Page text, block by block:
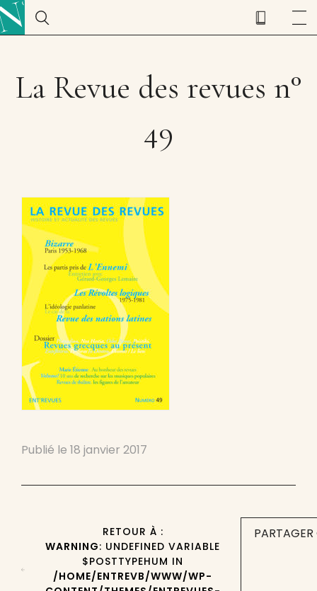
La Revue des revues n°
49
Publié le 18 janvier 2017
RETOUR À :
WARNING: UNDEFINED VARIABLE
$POSTTYPEHUM IN
/HOME/ENTREVB/WWW/WP-